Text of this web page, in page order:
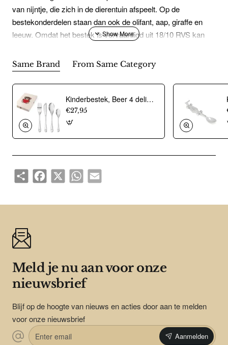
van nijntje, die zich in de dierentuin afspeelt. Op de
bestekonderdelen staan dan ook de olifant, aap, giraffe en
leeuw. Omdat het bestek is vervaardigd uit 18/10 RVS kan
gegraveerd.
Same Brand From Same Category
Kinderbestek, Beer 4 delig - Zilverstad - 21013
€27,95
ShareFacebook
X WhatsAppEmail
Meld je nu aan voor onze
nieuwsbrief
Blijf op de hoogte van nieuws en acties door aan te melden
voor onze nieuwsbrief
Enter
email
Aanmelden